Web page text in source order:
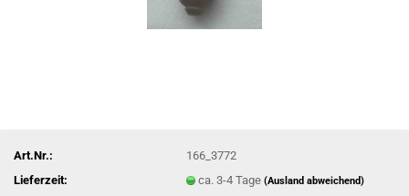
Art.Nr.:
166_3772
Lieferzeit:
ca. 3-4 Tage(Ausland abweichend)